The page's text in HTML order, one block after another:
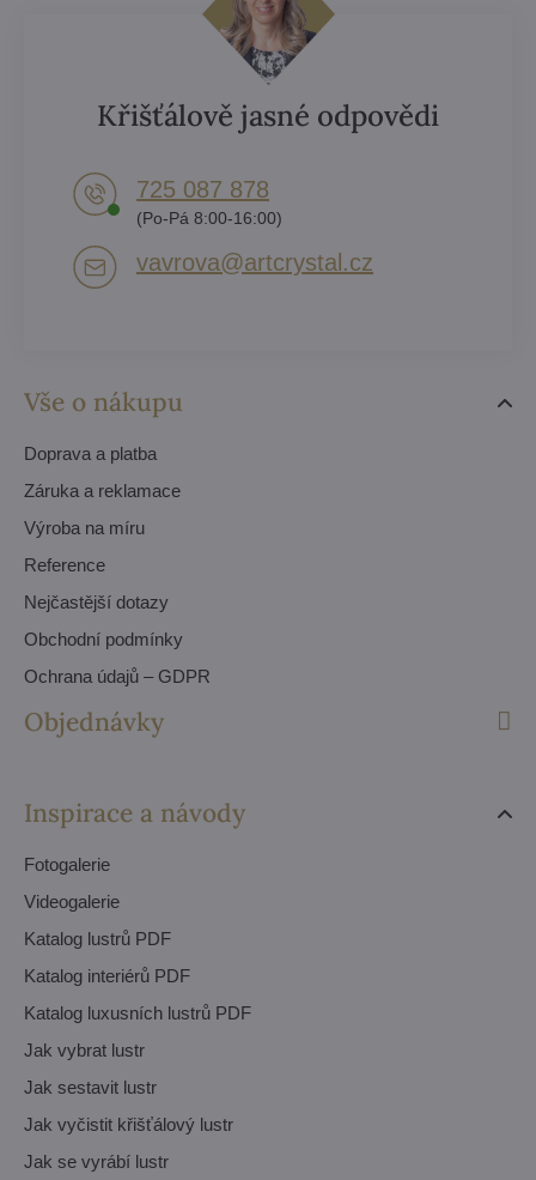
Vše o nákupu
Doprava a platba
Záruka a reklamace
Výroba na míru
Reference
Nejčastější dotazy
Obchodní podmínky
Ochrana údajů – GDPR
Objednávky
Inspirace a návody
Fotogalerie
Videogalerie
Katalog lustrů PDF
Katalog interiérů PDF
Katalog luxusních lustrů PDF
Jak vybrat lustr
Jak sestavit lustr
Jak vyčistit křišťálový lustr
Jak se vyrábí lustr
Křišťálově jasné odpovědi
725 087 878​
(Po-Pá 8:00-16:00)
vavrova​@artcrystal​.cz